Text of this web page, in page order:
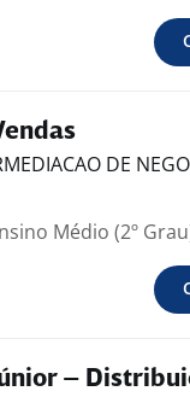
DE
Médio (2º
–